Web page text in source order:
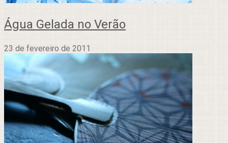
Água Gelada no Verão
23 de fevereiro de 2011